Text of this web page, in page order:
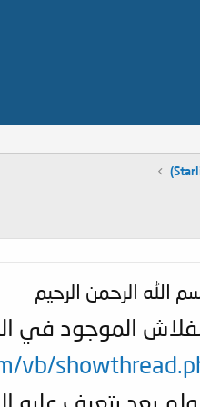
الله الرحمن الرحيم
الموجود في
vb/